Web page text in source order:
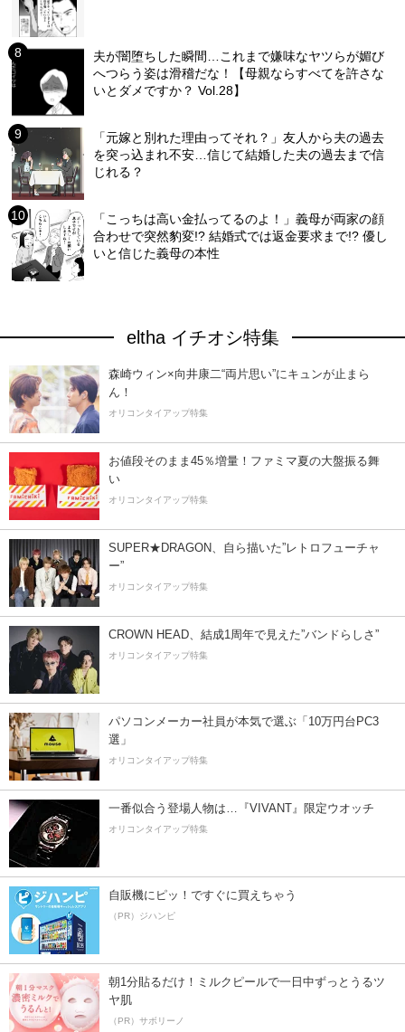
夫が闇堕ちした瞬間…これまで嫌味なヤツらが媚び
へつらう姿は滑稽だな！【母親ならすべてを許さな
いとダメですか？ Vol.28】
「元嫁と別れた理由ってそれ？」友人から夫の過去
を突っ込まれ不安…信じて結婚した夫の過去まで信
じれる？
「こっちは高い金払ってるのよ！」義母が両家の顔
合わせで突然豹変!? 結婚式では返金要求まで!? 優し
いと信じた義母の本性
eltha イチオシ特集
森崎ウィン×向井康二“両片思い”にキュンが止まら
ん！
オリコンタイアップ特集
お値段そのまま45％増量！ファミマ夏の大盤振る舞
い
オリコンタイアップ特集
SUPER★DRAGON、自ら描いた”レトロフューチャ
ー”
オリコンタイアップ特集
CROWN HEAD、結成1周年で見えた”バンドらしさ”
オリコンタイアップ特集
パソコンメーカー社員が本気で選ぶ「10万円台PC3
選」
オリコンタイアップ特集
一番似合う登場人物は…『VIVANT』限定ウオッチ
オリコンタイアップ特集
自販機にピッ！ですぐに買えちゃう
（PR）ジハンピ
朝1分貼るだけ！ミルクピールで一日中ずっとうるツ
ヤ肌
（PR）サボリーノ